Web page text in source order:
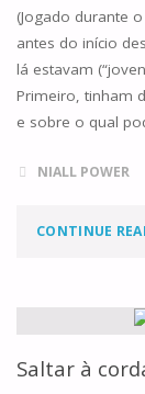
(Jogado durante
antes do início
lá estavam
Primeiro, tinham
e sobre o qual
NIALL POWER
CONTINUE
Saltar à